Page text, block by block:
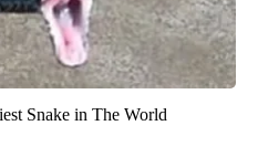
Snake in The World